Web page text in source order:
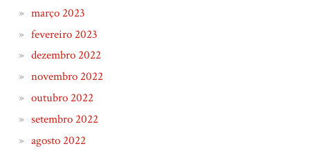
março 2023
fevereiro 2023
dezembro 2022
novembro 2022
outubro 2022
setembro 2022
agosto 2022